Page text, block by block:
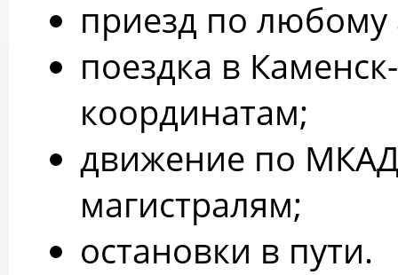
приезд по любому
поездка в
координатам;
движение по
магистралям;
остановки в пути.